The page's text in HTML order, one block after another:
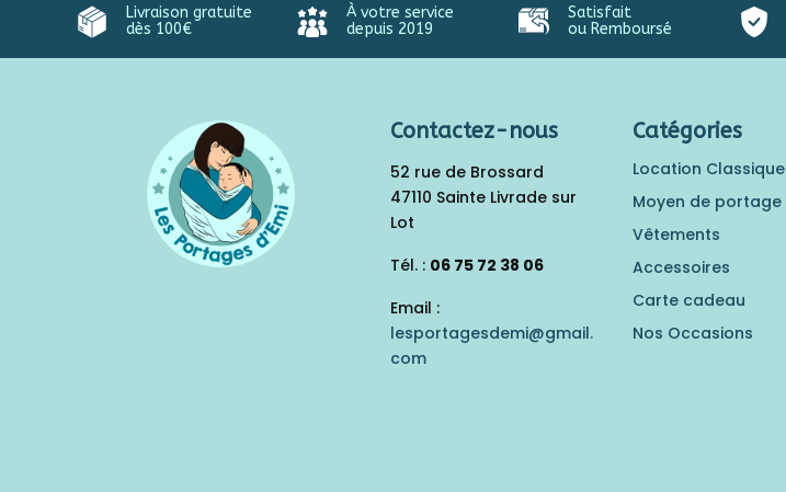
Livraison gratuite
dès 100€
À votre service
depuis 2019
Satisfait
ou Remboursé
Contactez-nous
52 rue de Brossard
47110 Sainte Livrade sur
Lot
Tél. : 06 75 72 38 06
Email :
lesportagesdemi@gmail.
com
Catégories
Location Classique
Moyen de portage
Vêtements
Accessoires
Carte cadeau
Nos Occasions